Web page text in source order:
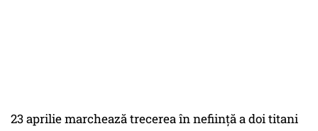
23 aprilie marchează trecerea în neființă a doi titani